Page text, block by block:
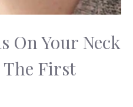
On Your Neck
First